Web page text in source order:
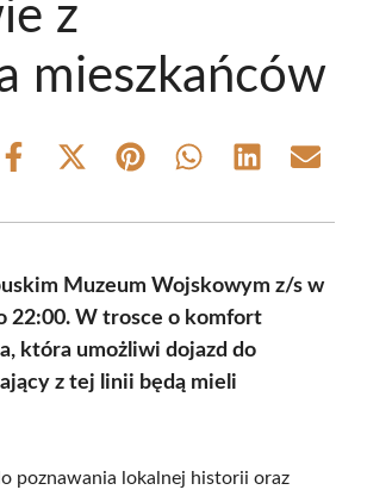
z
mieszkańców
Share
Share
(Twitter)
Share Share Share Share
Muzeum Wojskowym z/s w
22:00. W trosce o komfort
która umożliwi dojazd do
z tej linii będą mieli
poznawania lokalnej historii oraz